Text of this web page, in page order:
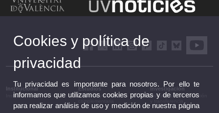
Institucional
Institucional
Estudios
Estudios y formación
Investigación
Investigación, innovación
Cookies y política de
privacidad
Tu privacidad es importante para nosotros. Por ello te
informamos que utilizamos cookies propias y de terceros
para realizar análisis de uso y medición de nuestra página